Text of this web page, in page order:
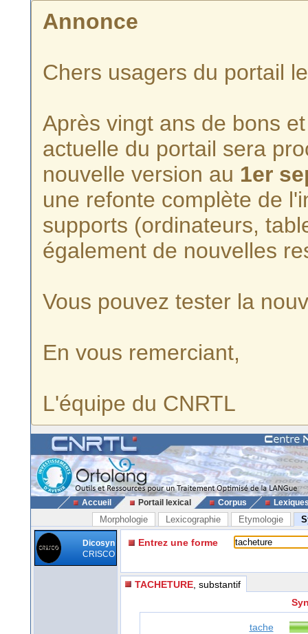
Annonce
Chers usagers du portail
Après vingt ans de bons
actuelle du portail sera
nouvelle version au 1er
une refonte complète de
supports (ordinateurs,
également de nouvelles
Vous pouvez tester la
En vous remerciant,
L'équipe du CNRTL
Accueil Portail lexical Corpus
Morphologie Lexicographie Etymologie
Dicosyn
CRISCO
Entrez une forme
TACHETURE , substantif
tache